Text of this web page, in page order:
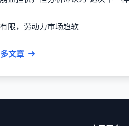
限，劳动力市场趋软
文章